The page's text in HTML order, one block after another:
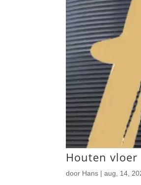
Houten
door Hans |aug, 14,